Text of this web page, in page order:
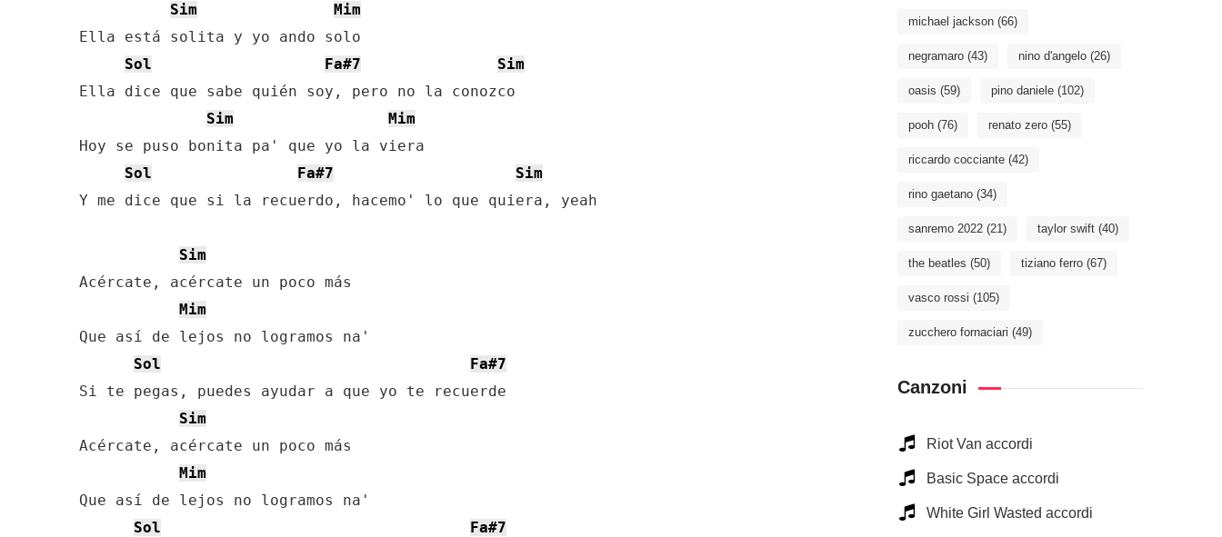
Sim
Mim
Ella está solita y yo ando solo
Sol
Fa#7
Sim
Ella dice que sabe quién soy, pero no la conozco
Sim
Mim
Hoy se puso bonita pa' que yo la viera
Sol
Fa#7
Sim
Y me dice que si la recuerdo, hacemo' lo que quiera, yeah
Sim
Acércate, acércate un poco más
Mim
Que así de lejos no logramos na'
Sol
Fa#7
Si te pegas, puedes ayudar a que yo te recuerde
Sim
Acércate, acércate un poco más
Mim
Que así de lejos no logramos na'
Sol
Fa#7
michael jackson (66)
negramaro (43) nino d'angelo (26)
oasis (59) pino daniele (102)
pooh (76) renato zero (55)
riccardo cocciante (42)
rino gaetano (34)
sanremo 2022 (21) taylor swift (40)
the beatles (50) tiziano ferro (67)
vasco rossi (105)
zucchero fornaciari (49)
Canzoni
Riot Van accordi
Basic Space accordi
White Girl Wasted accordi